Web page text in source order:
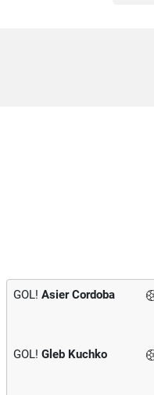
GOL! Asier Cordoba
GOL! Gleb Kuchko